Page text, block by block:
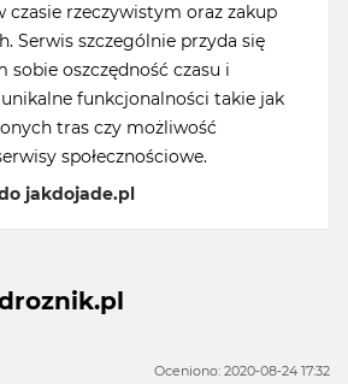
czasie rzeczywistym oraz zakup
Serwis szczególnie przyda się
sobie oszczędność czasu i
funkcjonalności takie jak
tras czy możliwość
społecznościowe.
jakdojade.pl
Oceniono: 2020-08-24 17:32